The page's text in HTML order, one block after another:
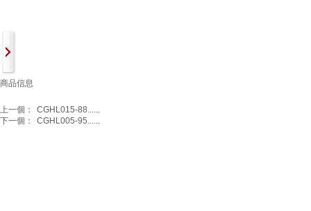
商品信息
上一個：
CGHL015-88......
下一個：
CGHL005-95......